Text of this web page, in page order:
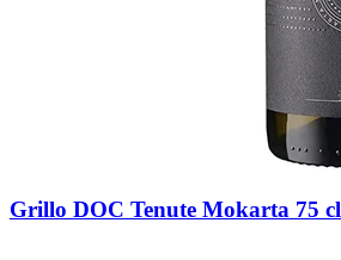
Grillo DOC Tenute Mokarta 75 cl